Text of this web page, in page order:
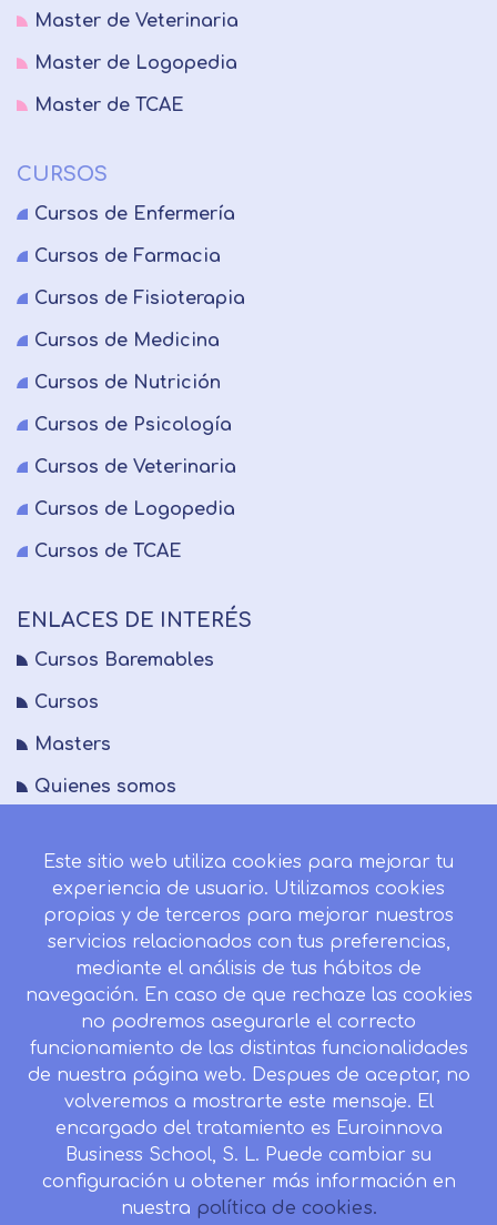
Master de Veterinaria
Master de Logopedia
Master de TCAE
CURSOS
Cursos de Enfermería
Cursos de Farmacia
Cursos de Fisioterapia
Cursos de Medicina
Cursos de Nutrición
Cursos de Psicología
Cursos de Veterinaria
Cursos de Logopedia
Cursos de TCAE
ENLACES DE INTERÉS
Cursos Baremables
Cursos
Masters
Quienes somos
Blog
Mapa del sitio
Desistir contrato aquí
CONTACTO
Camino de la Torrecilla N.º 30 EDIFICIO EDUCA
EDTECH, C.P. 18.200, Maracena (Granada)
958 050 746
Horario de atención al cliente:
Este sitio web utiliza cookies para mejorar tu
experiencia de usuario. Utilizamos cookies
propias y de terceros para mejorar nuestros
servicios relacionados con tus preferencias,
mediante el análisis de tus hábitos de
navegación. En caso de que rechaze las cookies
no podremos asegurarle el correcto
funcionamiento de las distintas funcionalidades
de nuestra página web. Despues de aceptar, no
volveremos a mostrarte este mensaje. El
encargado del tratamiento es Euroinnova
Business School, S. L. Puede cambiar su
configuración u obtener más información en
nuestra política de cookies.